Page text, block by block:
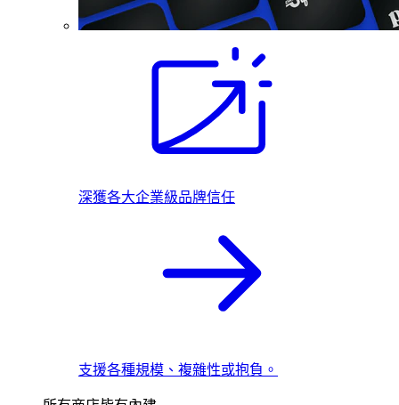
深獲各大企業級品牌信任
支援各種規模、複雜性或抱負。